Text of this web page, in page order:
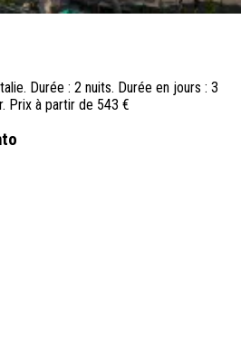
Durée : 2 nuits. Durée en jours : 3
Prix à partir de 543 €